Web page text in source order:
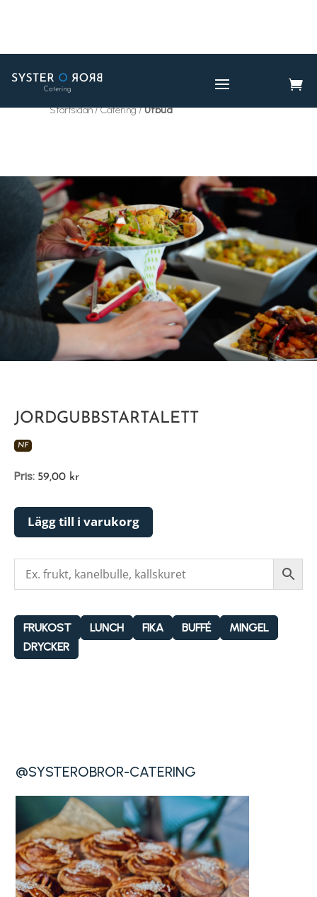

CATERING UTBUD
Startsidan / Catering /Utbud
JORDGUBBSTARTALETT
NF
Pris: 59,00 kr
Lägg till i varukorg
FRUKOST LUNCH FIKA BUFFÉ
MINGEL
DRYCKER
@SYSTEROBROR-CATERING